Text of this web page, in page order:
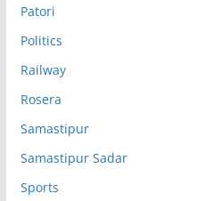
Patori
Politics
Railway
Rosera
Samastipur
Samastipur Sadar
Sports